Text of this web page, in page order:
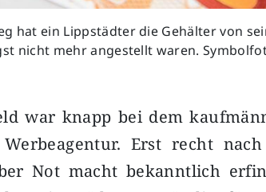
hat ein Lippstädter die Gehälter von
nicht mehr angestellt waren.
war knapp bei dem
Erst recht
Not macht bekanntlich